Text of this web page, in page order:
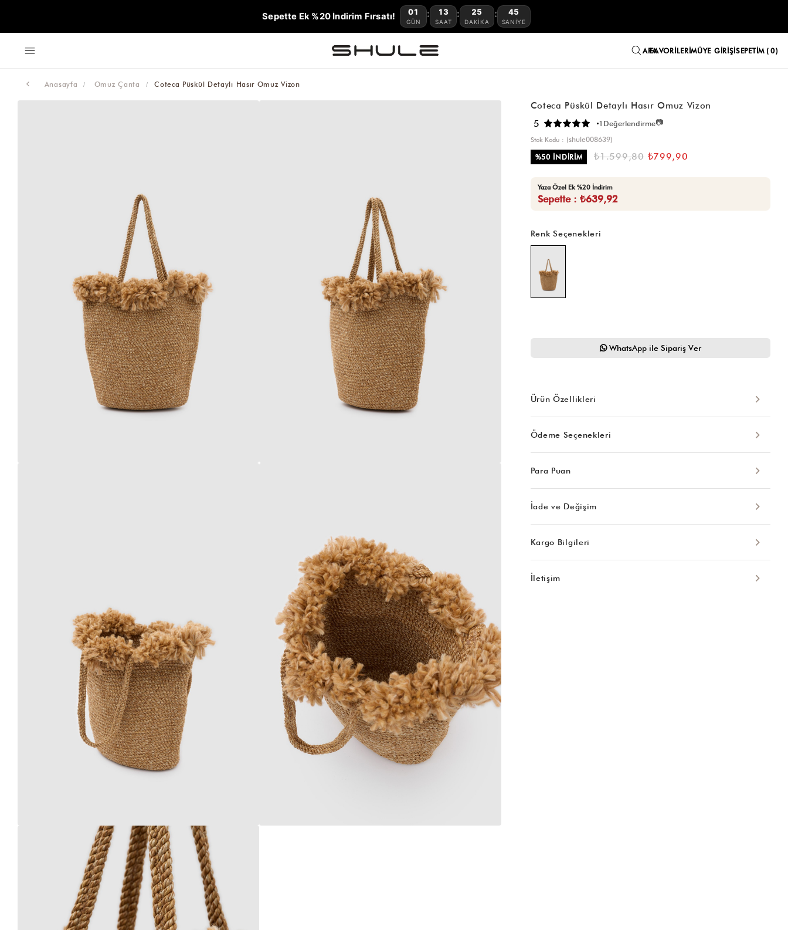
Sepette Ek %20 İndirim Fırsatı! 01
GÜN
: 13
SAAT
: 25
DAKIKA
: 44
SANIYE
FAVORILERIMÜYE GIRIŞISEPETIM 0
Anasayfa Omuz Çanta Coteca Püskül Detaylı Hasır Omuz Vizon
Coteca Püskül Detaylı Hasır Omuz Vizon
5 1 Değerlendirme📷
Stok Kodu
(shule008639)
%50İNDIRIM ₺1.599,80 ₺799,90
Yaza Özel Ek %20 İndirim
Sepette : ₺639,92
Renk Seçenekleri
WhatsApp ile Sipariş Ver
Ürün Özellikleri
Ödeme Seçenekleri
Para Puan
İade ve Değişim
Kargo Bilgileri
İletişim